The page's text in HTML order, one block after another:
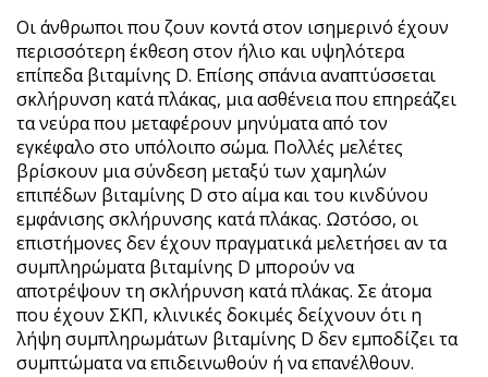
Οι άνθρωποι που ζουν κοντά στον ισημερινό έχουν
περισσότερη έκθεση στον ήλιο και υψηλότερα
επίπεδα βιταμίνης D. Επίσης σπάνια αναπτύσσεται
σκλήρυνση κατά πλάκας, μια ασθένεια που επηρεάζει
τα νεύρα που μεταφέρουν μηνύματα από τον
εγκέφαλο στο υπόλοιπο σώμα. Πολλές μελέτες
βρίσκουν μια σύνδεση μεταξύ των χαμηλών
επιπέδων βιταμίνης D στο αίμα και του κινδύνου
εμφάνισης σκλήρυνσης κατά πλάκας. Ωστόσο, οι
επιστήμονες δεν έχουν πραγματικά μελετήσει αν τα
συμπληρώματα βιταμίνης D μπορούν να
αποτρέψουν τη σκλήρυνση κατά πλάκας. Σε άτομα
που έχουν ΣΚΠ, κλινικές δοκιμές δείχνουν ότι η
λήψη συμπληρωμάτων βιταμίνης D δεν εμποδίζει τα
συμπτώματα να επιδεινωθούν ή να επανέλθουν.